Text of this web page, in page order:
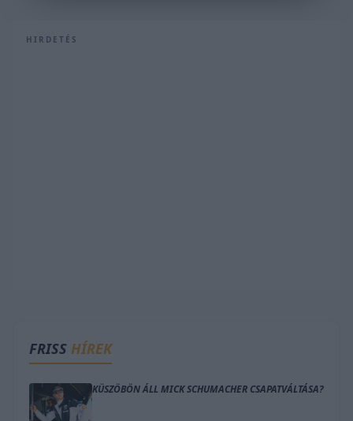
HIRDETÉS
FRISS HÍREK
KÜSZÖBÖN ÁLL MICK SCHUMACHER CSAPATVÁLTÁSA?